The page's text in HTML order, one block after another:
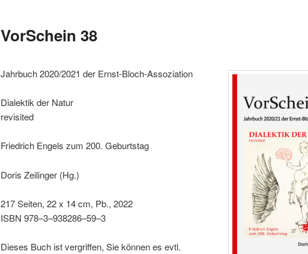
VorSchein 38
Jahrbuch 2020/2021 der Ernst-Bloch-Assoziation
Dialektik der Natur
revisited
Friedrich Engels zum 200. Geburtstag
Doris Zeilinger (Hg.)
217 Seiten, 22 x 14 cm, Pb., 2022
ISBN 978–3–938286–59–3
Dieses Buch ist vergriffen, Sie können es evtl.